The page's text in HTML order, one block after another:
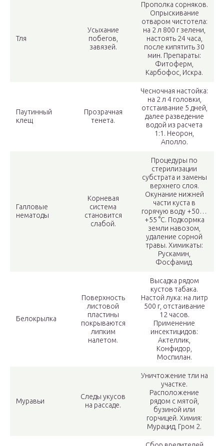
Тля
Усыхание
побегов,
завязей.
Прополка сорняков.
Опрыскивание
отваром чистотела:
на 2 л 800 г зелени,
настоять 24 часа,
после кипятить 30
мин. Препараты:
Фитоферм,
Карбофос, Искра.
Паутинный
клещ
Прозрачная
тенета.
Чесночная настойка:
на 2 л 4 головки,
отстаивание 5 дней,
далее разведение
водой из расчета
1:1. Неорон,
Аполло.
Галловые
нематоды
Корневая
система
становится
слабой.
Процедуры по
стерилизации
субстрата и замены
верхнего слоя.
Окунание нижней
части куста в
горячую воду +50…
+55 °C. Подкормка
земли навозом,
удаление сорной
травы. Химикаты:
Рускамин,
Фосфамид.
Белокрылка
Поверхность
листовой
пластины
покрываются
липким
налетом.
Высадка рядом
кустов табака.
Настой лука: на литр
500 г, отстаивание
12 часов.
Применение
инсектицидов:
Актеллик,
Конфидор,
Моспилан.
Муравьи
Следы укусов
на рассаде.
Уничтожение тли на
участке.
Расположение
рядом с мятой,
бузиной или
горчицей. Химия:
Мурацид, Гром 2.